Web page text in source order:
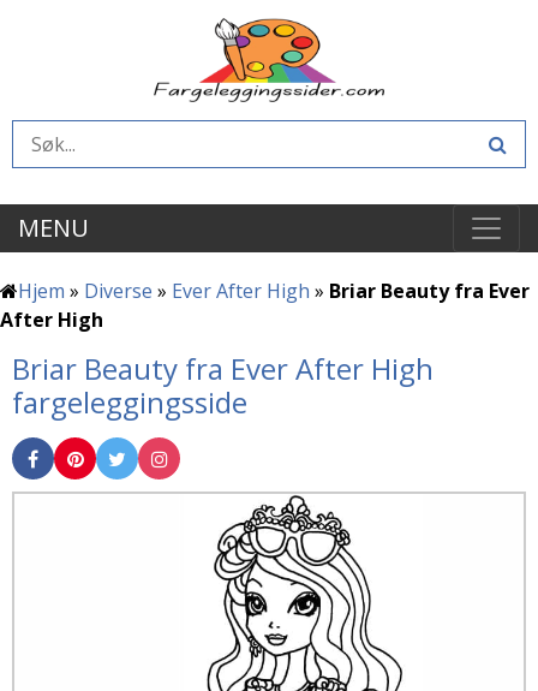
MENU
Hjem » Diverse » Ever After High » Briar Beauty fra Ever
After High
Briar Beauty fra Ever After High
fargeleggingsside